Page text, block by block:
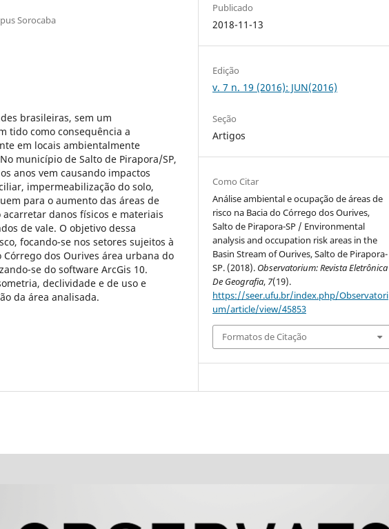
Sorocaba
brasileiras, sem um
tido como consequência a
em locais ambientalmente
município de Salto de Pirapora/SP,
anos vem causando impactos
impermeabilização do solo,
para o aumento das áreas de
danos físicos e materiais
de vale. O objetivo dessa
focando-se nos setores sujeitos à
dos Ourives área urbana do
se do software ArcGis 10.
declividade e de uso e
da área analisada.
Publicado
2018-11-13
Edição
v. 7 n. 19 (2016): JUN(2016)
Seção
Artigos
Como Citar
Análise ambiental e ocupação de áreas de
risco na Bacia do Córrego dos Ourives,
Salto de Pirapora-SP / Environmental
analysis and occupation risk areas in the
Basin Stream of Ourives, Salto de Pirapora-
SP. (2018). Observatorium: Revista Eletrônica
De Geografia, 7(19).
https://seer.ufu.br/index.php/Observatori
um/article/view/45853
Formatos de Citação